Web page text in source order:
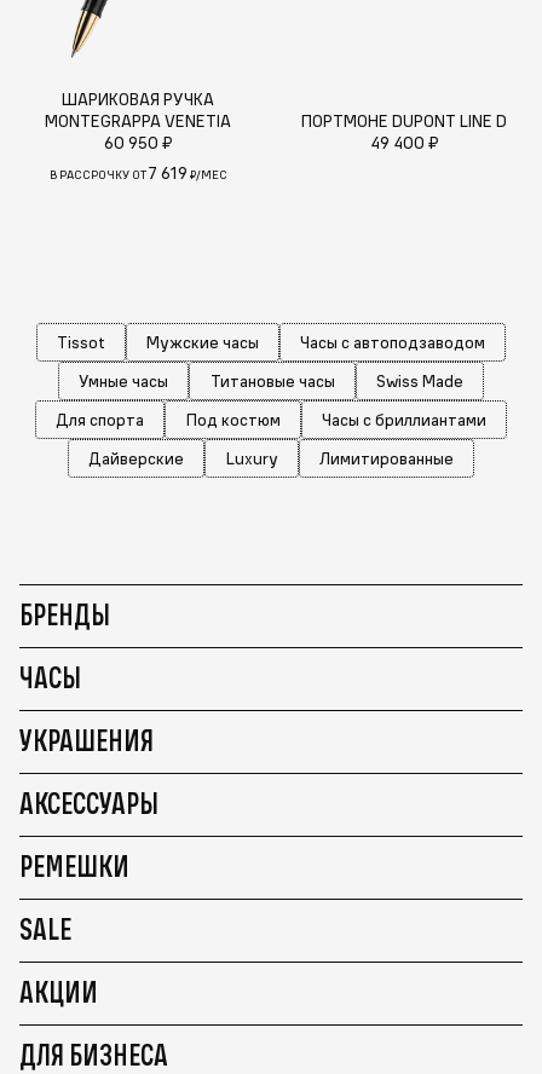
ШАРИКОВАЯ РУЧКА
MONTEGRAPPA VENETIA
60 950 ₽
В РАССРОЧКУ ОТ7 619 ₽/МЕС
ПОРТМОНЕ DUPONT LINE D
49 400 ₽
Tissot Мужские часы
Часы с автоподзаводом
Умные часы
Титановые часы
Swiss Made
Для спорта
Под костюм
Часы с бриллиантами
Дайверские
Luxury Лимитированные
БРЕНДЫ
ЧАСЫ
УКРАШЕНИЯ
АКСЕССУАРЫ
РЕМЕШКИ
SALE
АКЦИИ
ДЛЯ БИЗНЕСА